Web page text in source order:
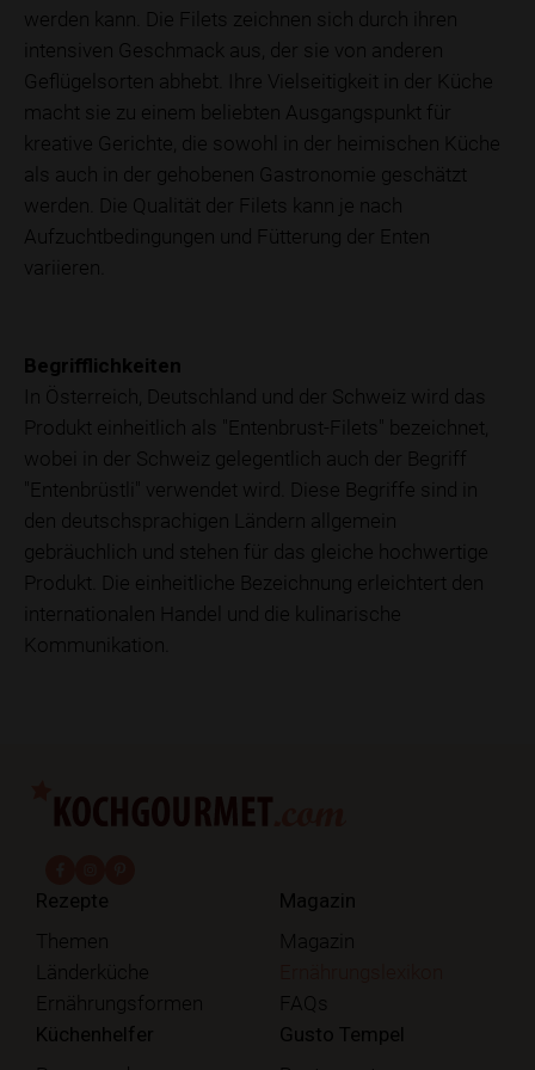
werden kann. Die Filets zeichnen sich durch ihren
intensiven Geschmack aus, der sie von anderen
Geflügelsorten abhebt. Ihre Vielseitigkeit in der Küche
macht sie zu einem beliebten Ausgangspunkt für
kreative Gerichte, die sowohl in der heimischen Küche
als auch in der gehobenen Gastronomie geschätzt
werden. Die Qualität der Filets kann je nach
Aufzuchtbedingungen und Fütterung der Enten
variieren.
Begrifflichkeiten
In Österreich, Deutschland und der Schweiz wird das
Produkt einheitlich als "Entenbrust-Filets" bezeichnet,
wobei in der Schweiz gelegentlich auch der Begriff
"Entenbrüstli" verwendet wird. Diese Begriffe sind in
den deutschsprachigen Ländern allgemein
gebräuchlich und stehen für das gleiche hochwertige
Produkt. Die einheitliche Bezeichnung erleichtert den
internationalen Handel und die kulinarische
Kommunikation.
Rezepte
Themen
Länderküche
Ernährungsformen
Magazin
Magazin
FAQs
Küchenhelfer Gusto Tempel